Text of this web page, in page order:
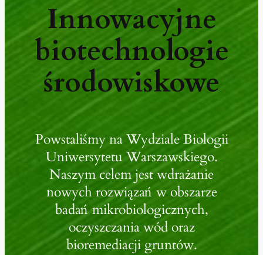
Innowacyjne
biotechnologie
środowiskowe
Powstaliśmy na Wydziale Biologii
Uniwersytetu Warszawskiego.
Naszym celem jest wdrażanie
nowych rozwiązań w obszarze
badań mikrobiologicznych,
oczyszczania wód oraz
bioremediacji gruntów.